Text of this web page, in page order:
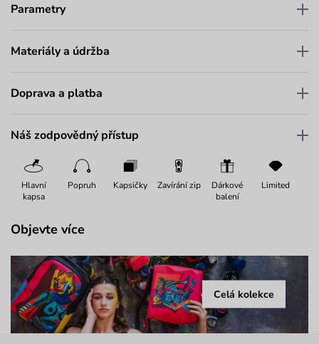
Parametry
Materiály a údržba
Doprava a platba
Náš zodpovědný přístup
Hlavní
kapsa
Popruh Kapsičky Zavírání zip
Dárkové
balení
Limited
Objevte více
Celá kolekce